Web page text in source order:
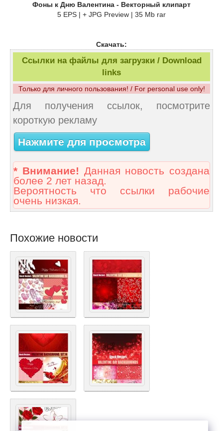
Фоны к Дню Валентина - Векторный клипарт
5 EPS | + JPG Preview | 35 Mb rar
Скачать:
Ссылки на файлы для загрузки / Download
links
Только для личного пользования! / For personal use only!
Для получения ссылок, посмотрите
короткую рекламу
Нажмите для просмотра
* Внимание! Данная новость создана
более 2 лет назад.
Вероятность что ссылки рабочие
очень низкая.
Похожие новости